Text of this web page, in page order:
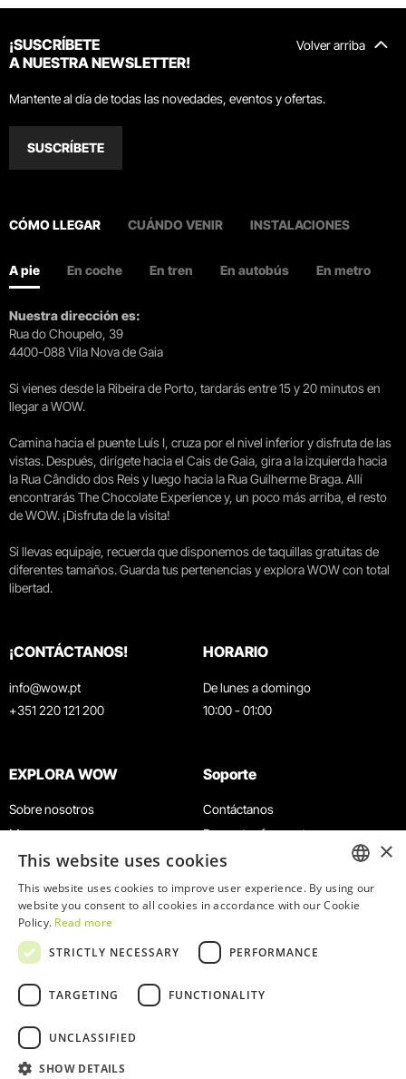
Volver arriba
¡SUSCRÍBETE
A NUESTRA NEWSLETTER!
Mantente al día de todas las novedades, eventos y ofertas.
SUSCRÍBETE
CÓMO LLEGAR CUÁNDO VENIR INSTALACIONES
A pie En coche En tren En autobús En metro
Nuestra dirección es:
Rua do Choupelo, 39
4400-088 Vila Nova de Gaia
Si vienes desde la Ribeira de Porto, tardarás entre 15 y 20 minutos en
llegar a WOW.
Camina hacia el puente Luís I, cruza por el nivel inferior y disfruta de las
vistas. Después, dirígete hacia el Cais de Gaia, gira a la izquierda hacia
la Rua Cândido dos Reis y luego hacia la Rua Guilherme Braga. Allí
encontrarás The Chocolate Experience y, un poco más arriba, el resto
de WOW. ¡Disfruta de la visita!
Si llevas equipaje, recuerda que disponemos de taquillas gratuitas de
diferentes tamaños. Guarda tus pertenencias y explora WOW con total
libertad.
¡CONTÁCTANOS!
info@wow.pt
+351 220 121 200
HORARIO
De lunes a domingo
10:00 - 01:00
EXPLORA WOW
Sobre nosotros
Museos
Agenda
Noticias
Restaurantes
Tarjeta WOW
Grupos y eventos
Servicio educativo
Soporte
Contáctanos
Preguntas frecuentes
Términos y condiciones
Política de privacidad y cookies
Trabaja con nosotros
Libro de reclamaciones
© 2026
ENGLISH
×
This website uses cookies
This website uses cookies to improve user experience. By using our
website you consent to all cookies in accordance with our Cookie
Policy. Read more
STRICTLY NECESSARY
PERFORMANCE
TARGETING FUNCTIONALITY
UNCLASSIFIED
SHOW DETAILS